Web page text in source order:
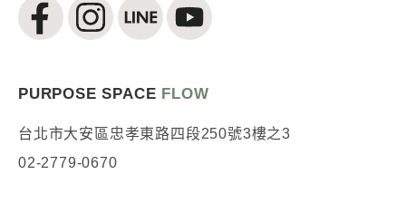
PURPOSE SPACE FLOW
台北市大安區忠孝東路四段250號3樓之3
02-2779-0670